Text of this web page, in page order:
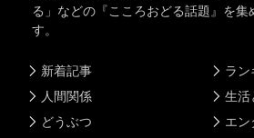
る」などの『こころおどる話題』を集
す。
新着記事
人間関係
どうぶつ
ラン
生活
エン